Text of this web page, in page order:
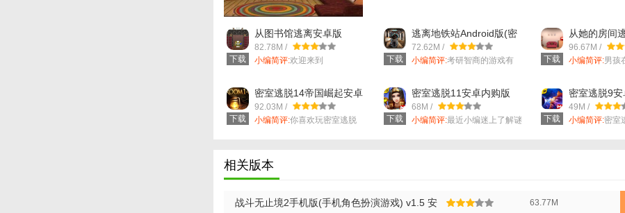
1. 创建角色：玩家首先需要选择一个初始职业和性别，然后创建自己的角色。
2. 探索冒险：在游戏中，玩家可以自由探索各种地图，完成各种任务和挑战，以获取经验值
3. 战斗对决：与其他玩家进行实时的战斗对决，使用不同的技能和策略来战胜对手。
1. 多样化的职业选择：游戏提供了多种职业供玩家选择，每个职业都有独特的技能和战斗方
3. 丰富多样的游戏内容：除了主线任务外，还有大量的支线任务、副本、PvP竞技场等供玩家
【战斗无止境技巧】
1. 合理分配技能点：在升级时，要合理分配技能点，根据自己的职业和战斗风格来选择技能。
下载
从图书馆逃离安卓版
(Wonder Room) v1.7 官
方正式版
82.78M /
小编简评:欢迎来到
下载
逃离地铁站Android版(密
室逃脱游戏) v1.7 安卓官
方版
72.62M /
小编简评:考研智商的游戏有
下载
从她的房间
(Girls room)
96.67M /
小编简评:男孩
下载
密室逃脱14帝国崛起安卓
版(解谜逃脱) v1.7 手机官
方版
92.03M /
小编简评:你喜欢玩密室逃脱
下载
密室逃脱11安卓内购版
(逃出神秘金字塔) 完美版
68M /
小编简评:最近小编迷上了解谜
下载
密室逃脱9
版(密室逃脱
Android完美
49M /
小编简评:密室
相关版本
战斗无止境2手机版(手机角色扮演游戏) v1.5 安 63.77M